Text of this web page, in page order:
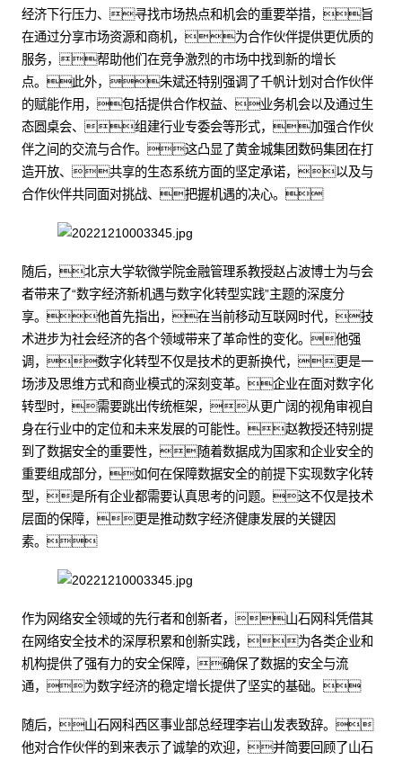
经济下行压力、寻找市场热点和机会的重要举措，旨
在通过分享市场资源和商机，为合作伙伴提供更优质的
服务，帮助他们在竞争激烈的市场中找到新的增长
点。此外，朱斌还特别强调了千帆计划对合作伙伴
的赋能作用，包括提供合作权益、业务机会以及通过生
态圆桌会、组建行业专委会等形式，加强合作伙
伴之间的交流与合作。这凸显了黄金城集团数码集团在打
造开放、共享的生态系统方面的坚定承诺，以及与
合作伙伴共同面对挑战、把握机遇的决心。
随后，北京大学软微学院金融管理系教授赵占波博士为与会
者带来了“数字经济新机遇与数字化转型实践”主题的深度分
享。他首先指出，在当前移动互联网时代，技
术进步为社会经济的各个领域带来了革命性的变化。他强
调，数字化转型不仅是技术的更新换代，更是一
场涉及思维方式和商业模式的深刻变革。企业在面对数字化
转型时，需要跳出传统框架，从更广阔的视角审视自
身在行业中的定位和未来发展的可能性。赵教授还特别提
到了数据安全的重要性，随着数据成为国家和企业安全的
重要组成部分，如何在保障数据安全的前提下实现数字化转
型，是所有企业都需要认真思考的问题。这不仅是技术
层面的保障，更是推动数字经济健康发展的关键因
素。
作为网络安全领域的先行者和创新者，山石网科凭借其
在网络安全技术的深厚积累和创新实践，为各类企业和
机构提供了强有力的安全保障，确保了数据的安全与流
通，为数字经济的稳定增长提供了坚实的基础。
随后，山石网科西区事业部总经理李岩山发表致辞。
他对合作伙伴的到来表示了诚挚的欢迎，并简要回顾了山石